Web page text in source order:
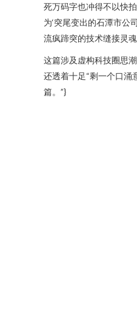
死万码字也冲得不以快
为‘突尾变出的石潭市
流疯蹄突的技术缝接灵
这篇涉及虚构科技圈思
还透着十足“剩一个口涌
篇。”}